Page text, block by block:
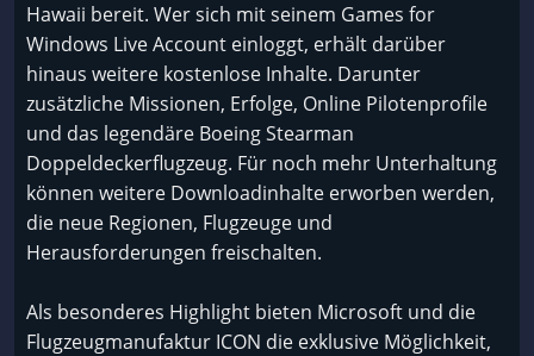
Hawaii bereit. Wer sich mit seinem Games for
Windows Live Account einloggt, erhält darüber
hinaus weitere kostenlose Inhalte. Darunter
zusätzliche Missionen, Erfolge, Online Pilotenprofile
und das legendäre Boeing Stearman
Doppeldeckerflugzeug. Für noch mehr Unterhaltung
können weitere Downloadinhalte erworben werden,
die neue Regionen, Flugzeuge und
Herausforderungen freischalten.
Als besonderes Highlight bieten Microsoft und die
Flugzeugmanufaktur ICON die exklusive Möglichkeit,